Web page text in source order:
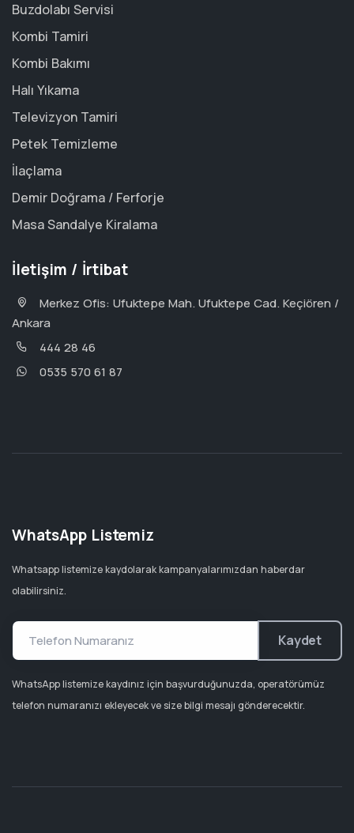
Buzdolabı Servisi
Kombi Tamiri
Kombi Bakımı
Halı Yıkama
Televizyon Tamiri
Petek Temizleme
İlaçlama
Demir Doğrama / Ferforje
Masa Sandalye Kiralama
İletişim / İrtibat
Merkez Ofis: Ufuktepe Mah. Ufuktepe Cad. Keçiören /
Ankara
444 28 46
0535 570 61 87
WhatsApp Listemiz
Whatsapp listemize kaydolarak kampanyalarımızdan haberdar
olabilirsiniz.
Kaydet
WhatsApp listemize kaydınız için başvurduğunuzda, operatörümüz
telefon numaranızı ekleyecek ve size bilgi mesajı gönderecektir.